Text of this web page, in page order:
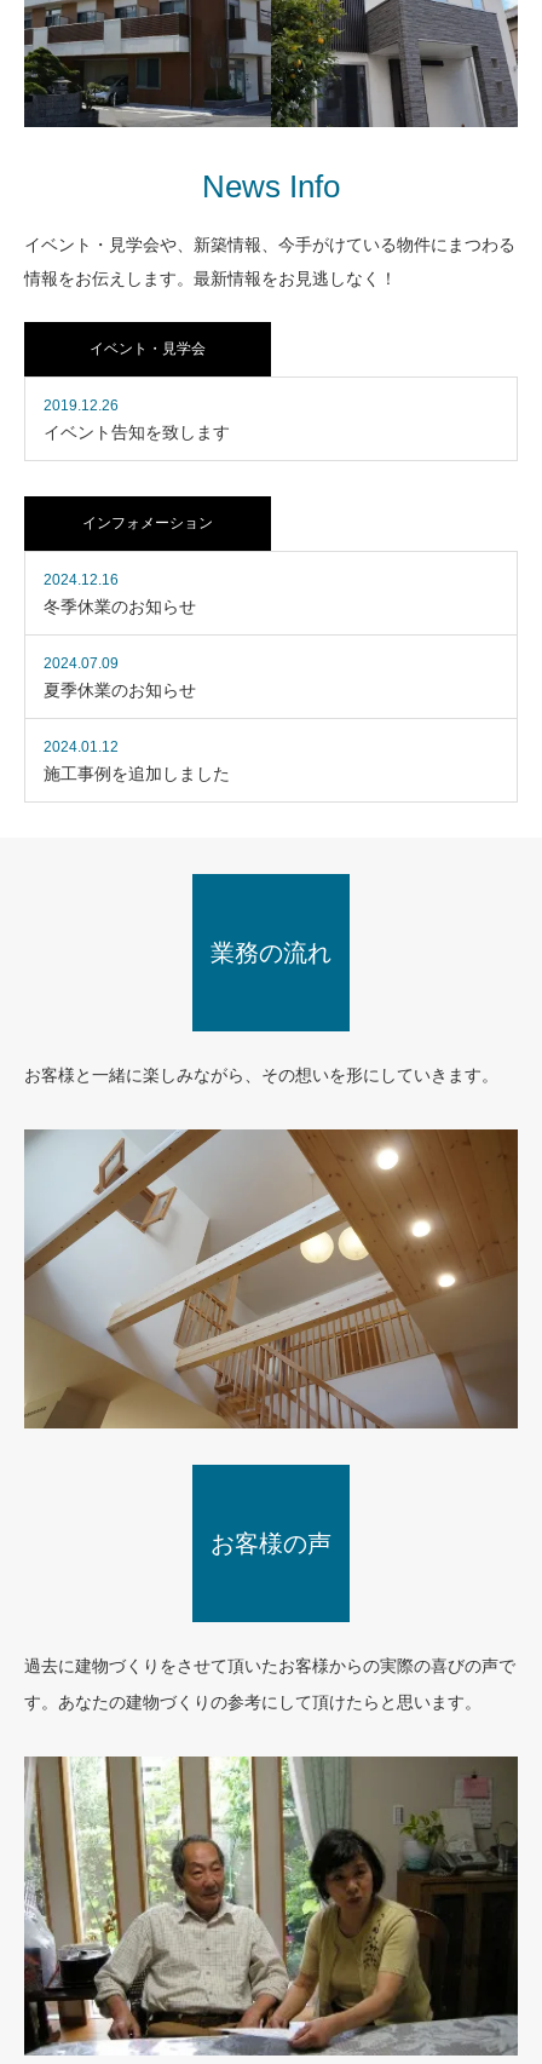
F様邸リノベーション工事
フルリノベーション 耐震・断
熱改修 バリアフリー
住宅型有料老人ホーム
援助）
S様邸
News Info
イベント・見学会や、新築情報、今手がけている物件にまつわる
情報をお伝えします。最新情報をお見逃しなく！
イベント・見学会
2019.12.26
イベント告知を致します
インフォメーション
2024.12.16
冬季休業のお知らせ
2024.07.09
夏季休業のお知らせ
2024.01.12
施工事例を追加しました
業務の流れ
お客様と一緒に楽しみながら、その想いを形にしていきます。
業務の流れ
お客様の声
過去に建物づくりをさせて頂いたお客様からの実際の喜びの声で
す。あなたの建物づくりの参考にして頂けたらと思います。